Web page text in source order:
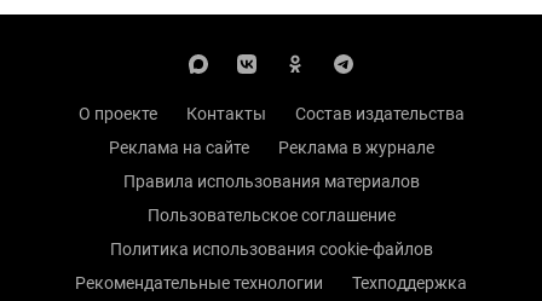
О проекте Контакты
Состав издательства
Реклама на сайте
Реклама в журнале
Правила использования материалов
Пользовательское соглашение
Политика использования cookie-файлов
Рекомендательные технологии
Техподдержка